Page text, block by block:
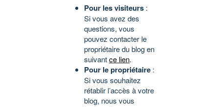
Pour les visiteurs :
Si vous avez des
questions, vous
pouvez contacter le
propriétaire du blog en
suivantce lien.
Pour le propriétaire :
Si vous souhaitez
rétablir l’accès à votre
blog, nous vous